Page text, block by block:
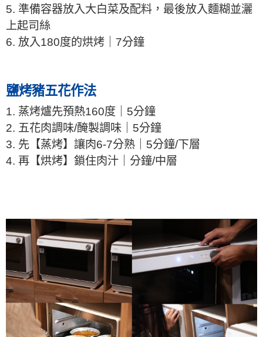
5. 準備容器放入大白菜及配料，最後放入麵糊並灑
上起司絲
6. 放入180度的烘烤｜7分鐘
鹽烤豬五花作法
1. 蒸烤爐先預熱160度｜5分鐘
2. 五花肉調味/醃製調味｜5分鐘
3. 先【蒸烤】讓肉6-7分熟｜5分鐘/下層
4. 再【烘烤】鎖住肉汁｜分鐘/中層